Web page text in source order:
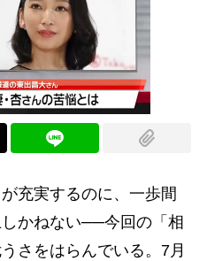
充実するのに、一歩間
かねない──今回の「相
さをはらんでいる。7月